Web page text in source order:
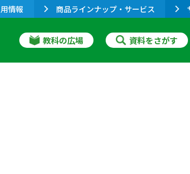
情報 商品ラインナップ・サービス
教科の広場 資料をさがす